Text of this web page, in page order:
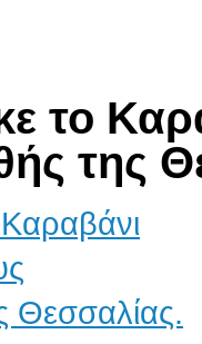
το
της